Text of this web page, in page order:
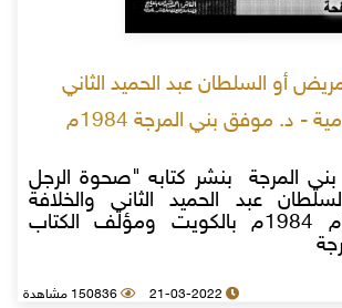
أو السلطان عبد الحميد الثاني
- د. موفق بني المرجة 1984م
المرجة بنشر كتابه "صحوة الرجل
عبد الحميد الثاني والخلافة
الإسلامية" عام 1984م بالكويت ومؤلف الكتاب
21-03-2022 150836 مشاهدة